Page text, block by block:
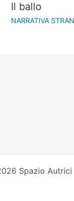
Il ballo
NARRATIVA
Spazio Autrici